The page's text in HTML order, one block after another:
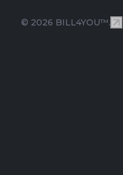
© 2026 BILL4YOU™.